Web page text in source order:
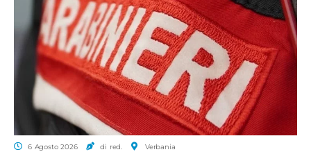
6 Agosto 2026 di red. Verbania